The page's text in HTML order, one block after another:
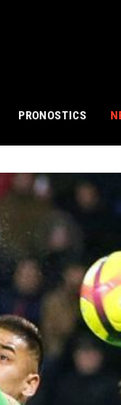
PRONOSTICS